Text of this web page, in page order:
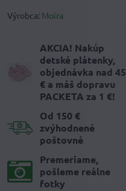
Výrobca: Moira
AKCIA! Nakúp
detské plátenky,
objednávka nad 45
€ a máš dopravu
PACKETA za 1 €!
Od 150 €
zvýhodnené
poštovné
Premeriame,
pošleme reálne
fotky